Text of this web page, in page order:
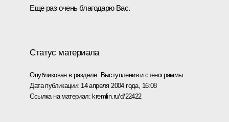
Еще раз очень благодарю Вас.
Статус материала
Опубликован в разделе: Выступления и стенограммы
Дата публикации: 14 апреля 2004 года, 16:08
Ссылка на материал:kremlin.ru/d/22422